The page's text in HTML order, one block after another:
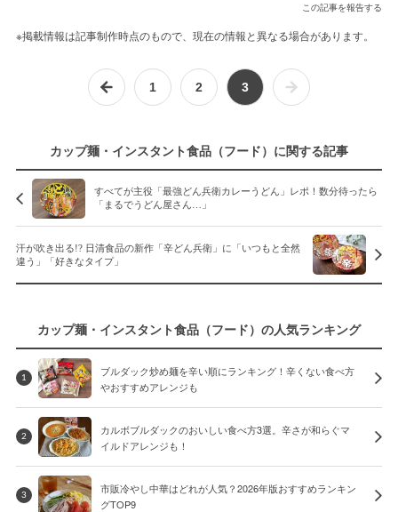
この記事を報告する
※掲載情報は記事制作時点のもので、現在の情報と異なる場合があります。
1 2 3
カップ麺・インスタント食品（フード）に関する記事
すべてが主役「最強どん兵衛カレーうどん」レポ！数分待ったら
「まるでうどん屋さん…」
汗が吹き出る!? 日清食品の新作「辛どん兵衛」に「いつもと全然
違う」「好きなタイプ」
カップ麺・インスタント食品（フード）の人気ランキング
1
ブルダック炒め麺を辛い順にランキング！辛くない食べ方
やおすすめアレンジも
2
カルボブルダックのおいしい食べ方3選。辛さが和らぐマ
イルドアレンジも！
3
市販冷やし中華はどれが人気？2026年版おすすめランキン
グTOP9